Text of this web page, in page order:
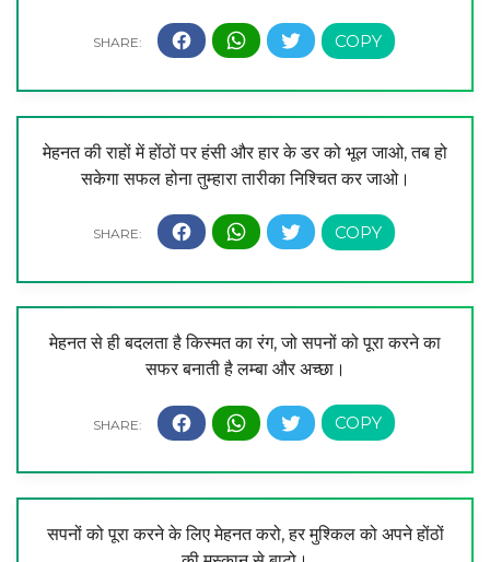
मेहनत की राहों में होंठों पर हंसी और हार के डर को भूल जाओ, तब हो
सकेगा सफल होना तुम्हारा तारीका निश्चित कर जाओ।
मेहनत से ही बदलता है किस्मत का रंग, जो सपनों को पूरा करने का
सफर बनाती है लम्बा और अच्छा।
सपनों को पूरा करने के लिए मेहनत करो, हर मुश्किल को अपने होंठों